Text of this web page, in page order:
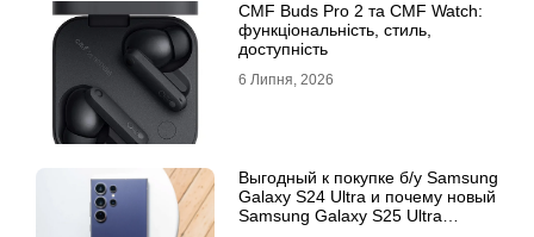
CMF Buds Pro 2 та CMF Watch:
функціональність, стиль,
доступність
6 Липня, 2026
Выгодный к покупке б/у Samsung
Galaxy S24 Ultra и почему новый
Samsung Galaxy S25 Ultra